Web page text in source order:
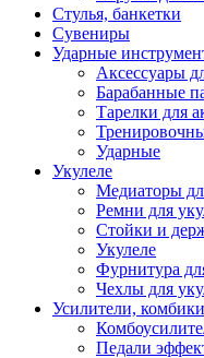
Стулья, банкетки
Сувениры
Ударные
Аксессуары
Барабанные
Тарелки для
Ударные
Укулеле
Медиаторы
Ремни для
Стойки и
Укулеле
Фурнитура
Чехлы для
Усилители,
Педали